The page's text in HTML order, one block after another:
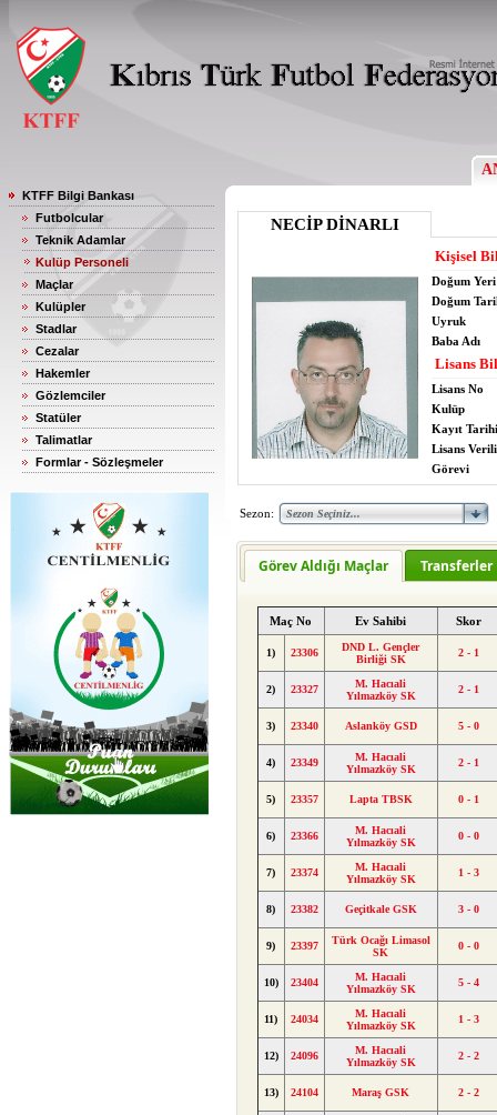
KTFF Bilgi Bankası
Futbolcular
Teknik Adamlar
Kulüp Personeli
Maçlar
Kulüpler
Stadlar
Cezalar
Hakemler
Gözlemciler
Statüler
Talimatlar
Formlar - Sözleşmeler
NECİP DİNARLI
Kişisel
Doğum Yeri
Doğum
Uyruk
Baba Adı
Lisans
Lisans No
Kulüp
Kayıt Tarihi
Lisans
Görevi
Sezon:
Görev Aldığı Maçlar Transferler
Maç No Ev Sahibi Skor
1) 23306
DND L. Gençler
Birliği SK
2 - 1
2) 23327
M. Hacıali
Yılmazköy SK
2 - 1
3) 23340 Aslanköy GSD 5 - 0
4) 23349
M. Hacıali
Yılmazköy SK
2 - 1
5) 23357 Lapta TBSK 0 - 1
6) 23366
M. Hacıali
Yılmazköy SK
0 - 0
7) 23374
M. Hacıali
Yılmazköy SK
1 - 3
8) 23382 Geçitkale GSK 3 - 0
9) 23397
Türk Ocağı Limasol
SK
0 - 0
10) 23404
M. Hacıali
Yılmazköy SK
5 - 4
11) 24034
M. Hacıali
Yılmazköy SK
1 - 3
12) 24096
M. Hacıali
Yılmazköy SK
2 - 2
13) 24104 Maraş GSK 2 - 2